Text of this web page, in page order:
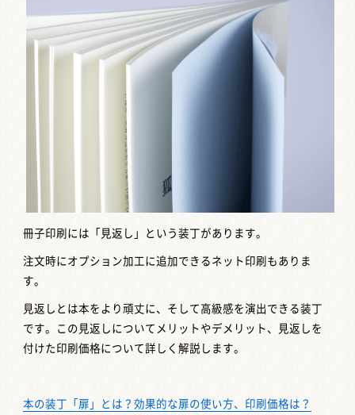
冊子印刷には「見返し」という装丁があります。
注文時にオプション加工に追加できるネット印刷もありま
す。
見返しとは本をより頑丈に、そして高級感を演出できる装丁
です。この見返しについてメリットやデメリット、見返しを
付けた印刷価格について詳しく解説します。
本の装丁「扉」とは？効果的な扉の使い方、印刷価格は？